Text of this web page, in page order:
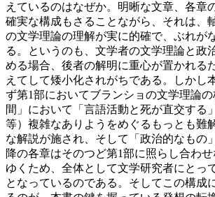
えているのはなぜか。明晰な文章、各章
確実な構成もさることながら、それは、
の文学理論の理解が実に的確で、ぶれが
る。というのも、文学者の文学理論と政
める場合、後者の解明に重心が置かれる
えてして矮小化されがちである。しかし
ず第1部においてブランショの文学理論
間」において「言語活動と死が直交する
等）複雑なありようをめぐるもっとも
な解説が施され、そして「政治的なもの
降の各章はそのつど第1部に照らし合わ
ゆくため、全体として文学研究者にとっ
となっているのである。そしてこの構成